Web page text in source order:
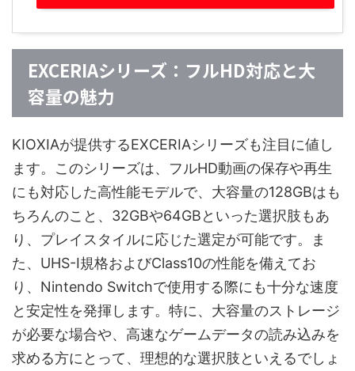
EXCERIAシリーズ：フルHD対応と大
容量の魅力
KIOXIAが提供するEXCERIAシリーズも注目に値し
ます。このシリーズは、フルHD動画の保存や再生
にも対応した高性能モデルで、大容量の128GBはも
ちろんのこと、32GBや64GBといった選択肢もあ
り、プレイスタイルに応じた選定が可能です。ま
た、UHS-I規格およびClass10の性能を備えてお
り、Nintendo Switchで使用する際にも十分な速度
と安定性を発揮します。特に、大容量のストレージ
が必要な場合や、高速なゲームデータの読み込みを
求める方にとって、理想的な選択肢といえるでしょ